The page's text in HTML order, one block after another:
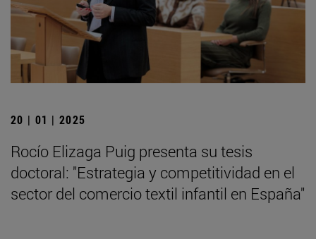
20 | 01 | 2025
Rocío Elizaga Puig presenta su tesis
doctoral: "Estrategia y competitividad en el
sector del comercio textil infantil en España"